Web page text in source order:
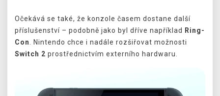
Očekává se také, že konzole časem dostane další
příslušenství – podobně jako byl dříve například
Ring-
Con. Nintendo chce i nadále rozšiřovat možnosti
Switch 2 prostřednictvím externího hardwaru.